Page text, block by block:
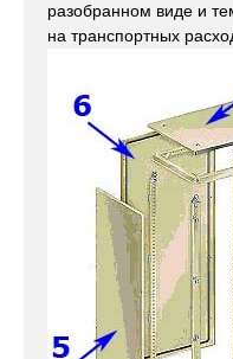
разобранном виде и
на транспортных